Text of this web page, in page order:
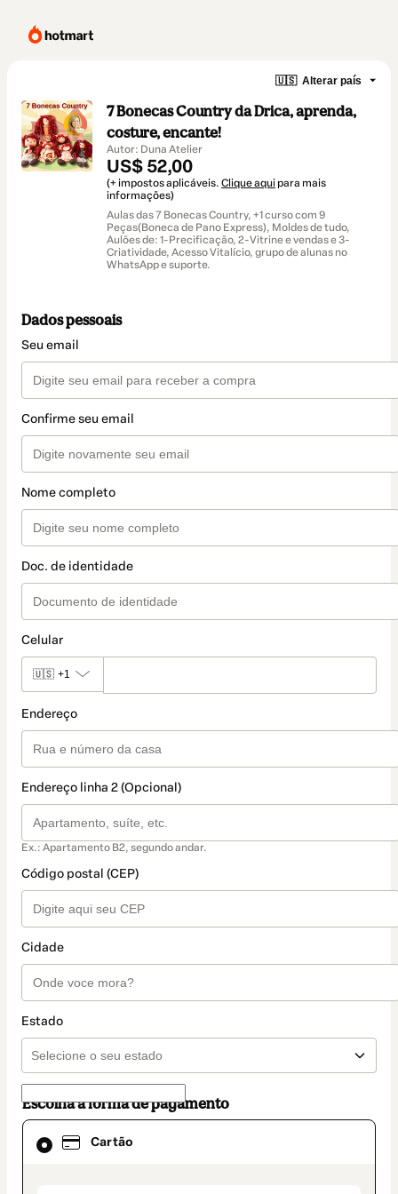
🇺🇸 Alterar país
7 Bonecas Country da Drica, aprenda,
costure, encante!
Autor: Duna Atelier
US$ 52,00
(+ impostos aplicáveis. Clique aqui para mais
informações)
Aulas das 7 Bonecas Country, +1 curso com 9
Peças(Boneca de Pano Express), Moldes de tudo,
Aulões de: 1-Precificação, 2-Vitrine e vendas e 3-
Criatividade, Acesso Vitalício, grupo de alunas no
WhatsApp e suporte.
Dados pessoais
Seu email
Confirme seu email
Nome completo
Doc. de identidade
Celular
🇺🇸 +1
Endereço
Endereço linha 2 (Opcional)
Ex.: Apartamento B2, segundo andar.
Código postal (CEP)
Cidade
Estado
Escolha a forma de pagamento
Cartão
Cartão
selecionado